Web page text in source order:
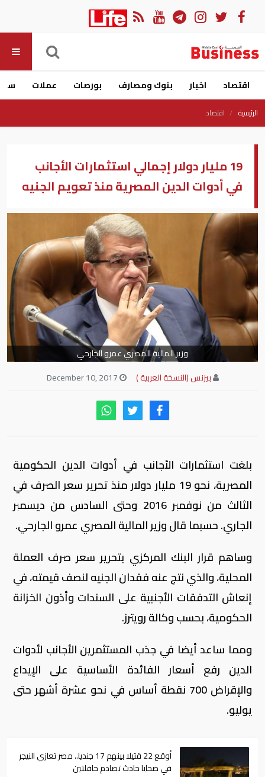
اقتصاد اخبار بنوك ومصارف بورصات عملات
الرئيسية اقتصاد
19 مليار دولار إجمالي استثمارات الأجانب
في أدوات الدين المصرية منذ تعويم الجنيه
وزير المالية المصري عمرو الجارحي
بيزنس (النسخة العربية )
بلغت استثمارات الأجانب في أدوات الدين الحكومية
المصرية، نحو 19 مليار دولار منذ تحرير سعر الصرف في
الثالث من نوفمبر 2016 وحتى السادس من ديسمبر
الجاري. حسبما قال وزير المالية المصري عمرو الجارحي.
وساهم قرار البنك المركزي بتحرير سعر صرف العملة
المحلية، والذي نتج عنه فقدان الجنيه لنصف قيمته، في
إنعاش التدفقات الأجنبية على السندات وأذون الخزانة
الحكومية، بحسب وكالة رويترز.
ومما ساعد أيضا في جذب المستثمرين الأجانب لأدوات
الدين رفع أسعار الفائدة الأساسية على الإيداع
والإقراض 700 نقطة أساس في نحو عشرة أشهر حتى
يوليو.
أوقع 22 قتيلا بينهم 17 جنديا.. مصر تعازي النيجر
في ضحايا حادث تصادم حافلتين